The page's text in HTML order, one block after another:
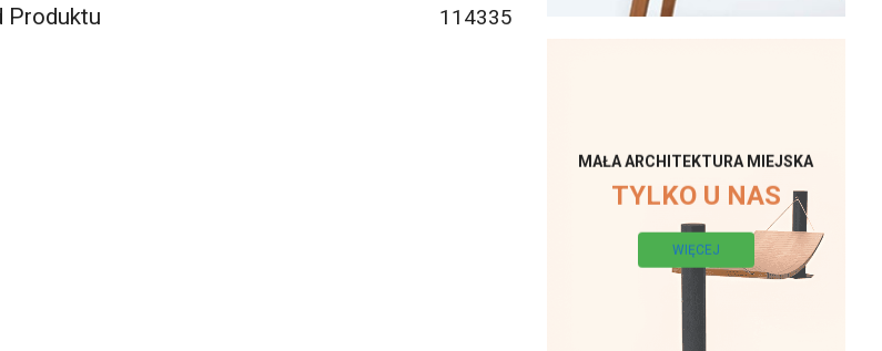
Produktu 114335
MAŁA ARCHITEKTURA MIEJSKA
TYLKO U NAS
WIĘCEJ